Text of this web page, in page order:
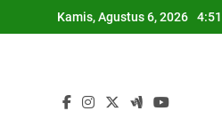
to
Kamis, Agustus 6, 2026